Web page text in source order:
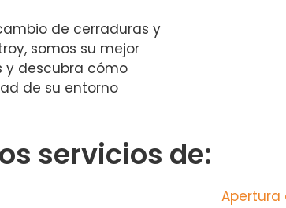
de cerraduras y
somos su mejor
y descubra cómo
de su entorno
servicios de:
Apertura